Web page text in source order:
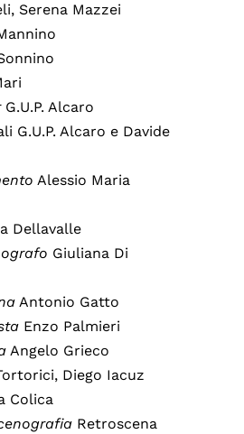
Serena Mazzei
G.U.P. Alcaro
G.U.P. Alcaro e Davide
Alessio Maria
Dellavalle
Giuliana Di
Antonio Gatto
Enzo Palmieri
Angelo Grieco
Diego Iacuz
Colica
Retroscena